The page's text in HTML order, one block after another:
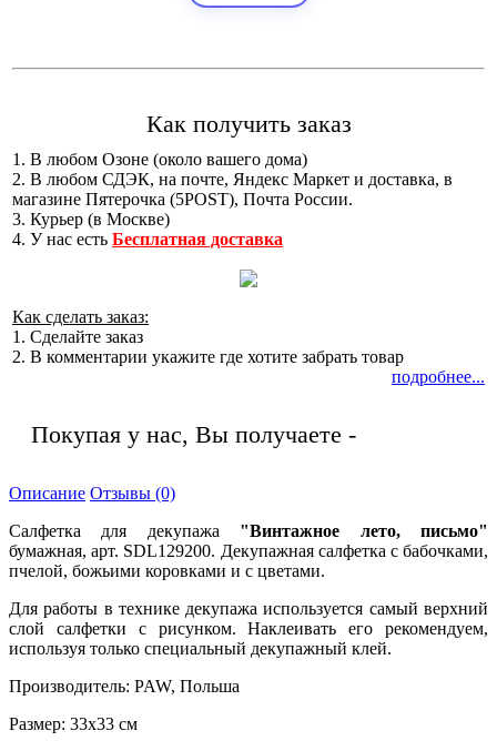
Как получить заказ
1. В любом Озоне (около вашего дома)
2. В любом СДЭК, на почте, Яндекс Маркет и доставка, в
магазине Пятерочка (5POST), Почта России.
3. Курьер (в Москве)
4. У нас есть Бесплатная доставка
Как сделать заказ:
1. Сделайте заказ
2. В комментарии укажите где хотите забрать товар
подробнее...
Покупая у нас, Вы получаете -
Описание Отзывы (0)
Салфетка для декупажа "Винтажное лето, письмо"
бумажная, арт. SDL129200. Декупажная салфетка с бабочками,
пчелой, божьими коровками и с цветами.
Для работы в технике декупажа используется самый верхний
слой салфетки с рисунком. Наклеивать его рекомендуем,
используя только специальный декупажный клей.
Производитель: PAW, Польша
Размер: 33х33 см